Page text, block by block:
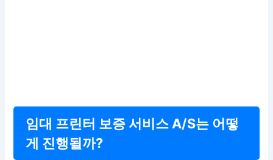
임대 프린터 보증 서비스 A/S는 어떻
게 진행될까?